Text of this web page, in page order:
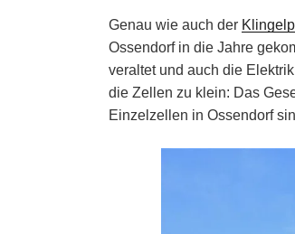
Genau wie auch der
Ossendorf in die Jahre
veraltet und auch die
die Zellen zu klein: Das
Einzelzellen in Ossendorf